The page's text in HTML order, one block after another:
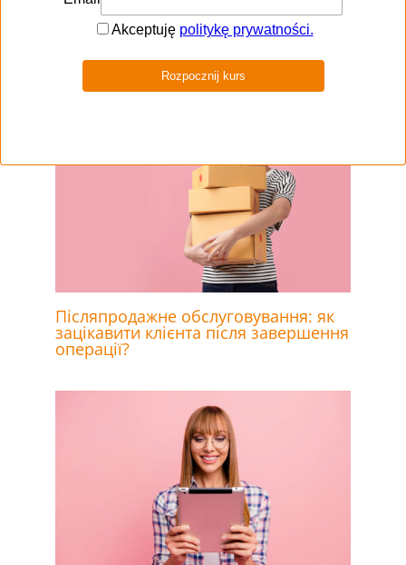
Powiązane artykuły
Післяпродажне обслуговування: як
зацікавити клієнта після завершення
операції?